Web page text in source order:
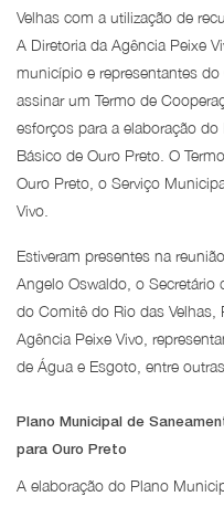
Velhas com a utilização de
A Diretoria da Agência Peixe
município e representantes
assinar um Termo de
esforços para a elaboração
Básico de Ouro Preto. O
Ouro Preto, o Serviço
Vivo.
Estiveram presentes na
Angelo Oswaldo, o Secretário
do Comitê do Rio das Velhas,
Agência Peixe Vivo,
de Água e Esgoto, entre
Plano Municipal de
para Ouro Preto
A elaboração do Plano